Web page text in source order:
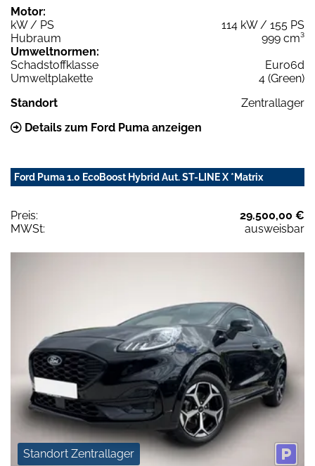
Motor:
kW / PS
114 kW / 155 PS
Hubraum
999 cm³
Umweltnormen:
Schadstoffklasse
Euro6d
Umweltplakette
4 (Green)
Standort
Zentrallager
Details zum Ford Puma anzeigen
Ford Puma 1.0 EcoBoost Hybrid Aut. ST-LINE X *Matrix
Preis:
29.500,00 €
MWSt:
ausweisbar
Standort Zentrallager